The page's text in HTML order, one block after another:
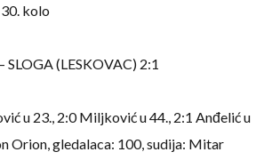
kolo
(LESKOVAC) 2:1
u 23., 2:0 Miljković u 44., 2:1 Anđelić u
Orion, gledalaca: 100, sudija: Mitar